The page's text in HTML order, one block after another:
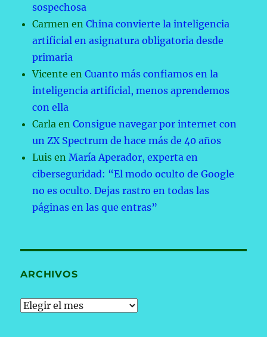
sospechosa
Carmen enChina convierte la inteligencia
artificial en asignatura obligatoria desde
primaria
Vicente enCuanto más confiamos en la
inteligencia artificial, menos aprendemos
con ella
Carla enConsigue navegar por internet con
un ZX Spectrum de hace más de 40 años
Luis enMaría Aperador, experta en
ciberseguridad: “El modo oculto de Google
no es oculto. Dejas rastro en todas las
páginas en las que entras”
ARCHIVOS
Archivos